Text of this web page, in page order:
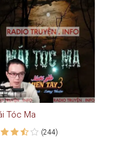
Tóc Ma
(244)